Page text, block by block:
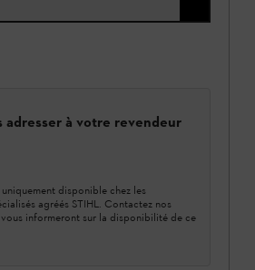
adresser à votre revendeur
disponible chez les
agréés STIHL. Contactez nos
vous informeront sur la disponibilité de ce